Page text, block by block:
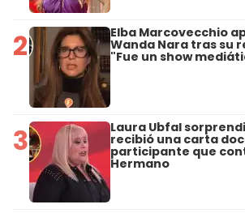
2 Elba Marcovecchio
Wanda Nara tras su
"Fue un show
3 Laura Ubfal
recibió una carta
participante que
Hermano